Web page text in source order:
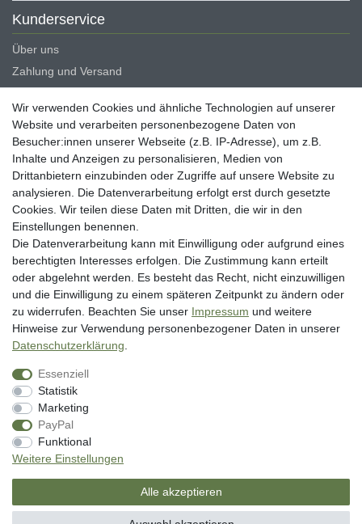
Kunderservice
Über uns
Zahlung und Versand
Erklärung zur Barrierefreiheit
Blog
Rechtliche Angaben
Widerrufsrecht
Datenschutzerklärung
AGB
Impressum
Vertrag widerrufen
Unsere Zahlungsarten
** Bei Variantenartikeln mit unterschiedlichen Preisen pro Variante
Preis. Die UVP zu den weiteren Varianten wird bei Klick auf die jeweilige
Variante angezeigt.
© Copyright 2026 | Alle Rechte vorbehalten. - SM Angelsport GmbH
Wir verwenden Cookies und ähnliche Technologien auf unserer
Website und verarbeiten personenbezogene Daten von
Besucher:innen unserer Webseite (z.B. IP-Adresse), um z.B.
Inhalte und Anzeigen zu personalisieren, Medien von
Drittanbietern einzubinden oder Zugriffe auf unsere Website zu
analysieren. Die Datenverarbeitung erfolgt erst durch gesetzte
Cookies. Wir teilen diese Daten mit Dritten, die wir in den
Einstellungen benennen.
Die Datenverarbeitung kann mit Einwilligung oder aufgrund eines
berechtigten Interesses erfolgen. Die Zustimmung kann erteilt
oder abgelehnt werden. Es besteht das Recht, nicht einzuwilligen
und die Einwilligung zu einem späteren Zeitpunkt zu ändern oder
zu widerrufen. Beachten Sie unser Impressum und weitere
Hinweise zur Verwendung personenbezogener Daten in unserer
Daten­schutz­erklärung
Essenziell
Statistik
Marketing
PayPal
Funktional
Weitere Einstellungen
Alle akzeptieren